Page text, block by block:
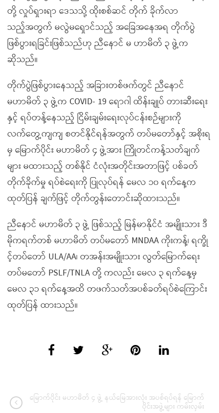
တို့ လှုပ်ရှားရာ ဒေသသို့ ထိုးစစ်ဆင် တိုက် ခိုက်လာ
သည့်အတွက် မလွဲမရှောင်သည့် အခြေအနေအရ တိုက်ပွဲ
ဖြစ်ပွားရခြင်းဖြစ်သည်ဟု ညီနောင် မ ဟာမိတ် ၃ ဖွဲ့က
ဆိုသည်။
တိုက်ပွဲဖြစ်ပွားနေသည့် အခြားတစ်ဖက်တွင် ညီနောင်
မဟာမိတ် ၃ ဖွဲ့က COVID- 19 ရောဂါ ထိန်းချုပ် တားဆီးရေး
နှင့် ရပ်တန့်နေသည့် ငြိမ်းချမ်းရေးလုပ်ငန်းစဉ်များကို
လက်တွေ့ကျကျ စတင်နိုင်ရန်အတွက် တပ်မတော်နှင့် အစိုးရ
မှ မြောက်ပိုင်း မဟာမိတ် ၄ ဖွဲ့အား ကြိုတင်ကန့်သတ်ချက်
များ မထားသည့် တစ်နိုင် ငံလုံးအတိုင်းအတာဖြင့် ပစ်ခတ်
တိုက်ခိုက်မှု ရပ်စဲရေးကို ပြုလုပ်ရန် မေလ ၁၀ ရက်နေ့က
ထုတ်ပြန် ချက်ဖြင့် တိုက်တွန်းတောင်းဆိုထားသည်။
ညီနောင် မဟာမိတ် ၃ ဖွဲ့ ဖြစ်သည့် မြန်မာနိုင်ငံ အမျိုးသား ဒီ
မိုကရက်တစ် မဟာမိတ် တပ်မတော် MNDAA ကိုးကန့်၊ ရက္ခို
င့်တပ်တော် ULA/AA၊ တအန်းအမျိုးသား လွတ်မြောက်ရေး
တပ်မတော် PSLF/TNLA တို့ ကလည်း မေလ ၃ ရက်နေ့မှ
မေလ ၃၁ ရက်နေ့အထိ တဖက်သတ်အပစ်ခတ်ရပ်စဲကြောင်း
ထုတ်ပြန် ထားသည်။
မြောက်ပိုင်း မဟာမိတ် ၄ ဖွဲ့ နယ်မြေအားလုံး အပစ်ရပ်ရန် မြောက်
ပိုင်းအဖွဲ့များ ကမ်းလှမ်း